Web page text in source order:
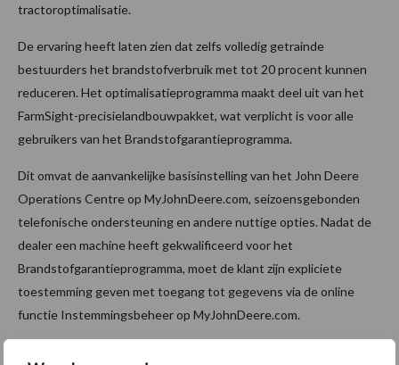
tractoroptimalisatie.
De ervaring heeft laten zien dat zelfs volledig getrainde
bestuurders het brandstofverbruik met tot 20 procent kunnen
reduceren. Het optimalisatieprogramma maakt deel uit van het
FarmSight-precisielandbouwpakket, wat verplicht is voor alle
gebruikers van het Brandstofgarantieprogramma.
Dit omvat de aanvankelijke basisinstelling van het John Deere
Operations Centre op MyJohnDeere.com, seizoensgebonden
telefonische ondersteuning en andere nuttige opties. Nadat de
dealer een machine heeft gekwalificeerd voor het
Brandstofgarantieprogramma, moet de klant zijn expliciete
toestemming geven met toegang tot gegevens via de online
functie Instemmingsbeheer op MyJohnDeere.com.